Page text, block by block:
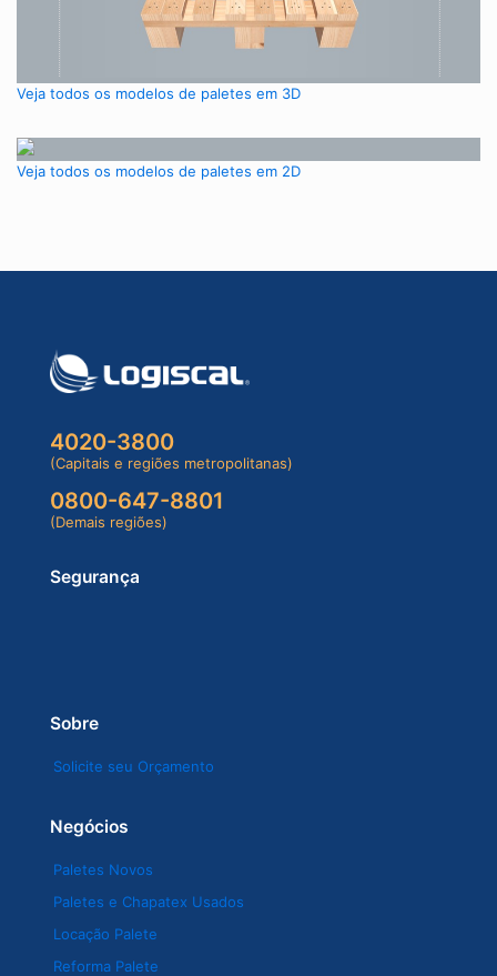
Veja todos os modelos de paletes em 3D
Veja todos os modelos de paletes em 2D
4020-3800
(Capitais e regiões metropolitanas)
0800-647-8801
(Demais regiões)
Segurança
Sobre
Solicite seu Orçamento
Negócios
Paletes Novos
Paletes e Chapatex Usados
Locação Palete
Reforma Palete